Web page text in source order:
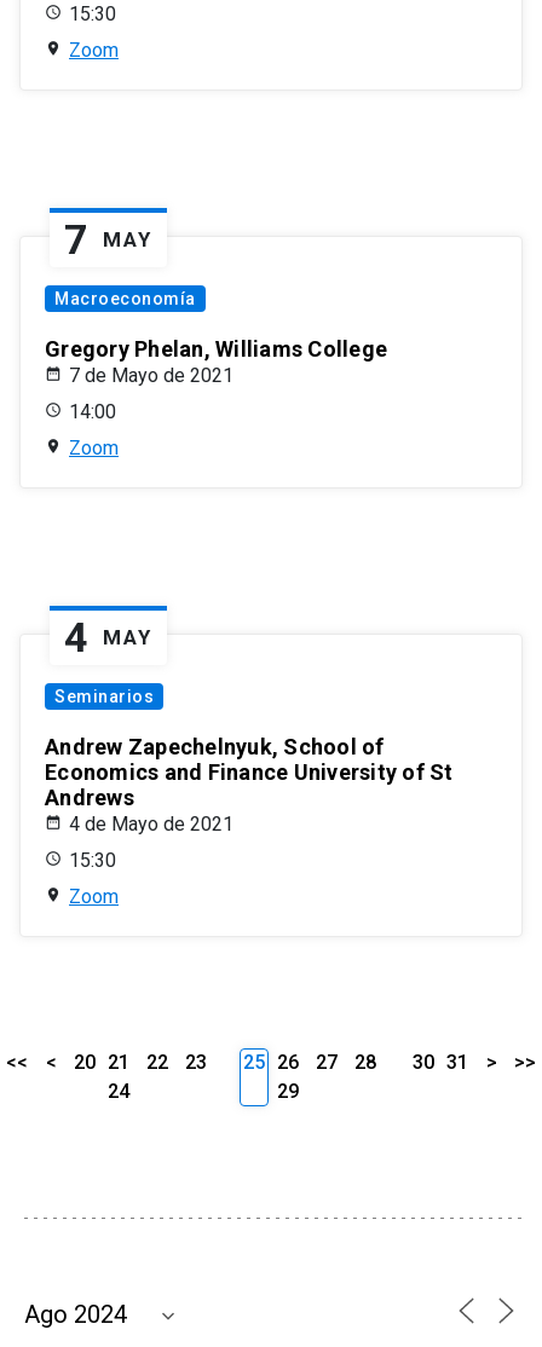
15:30
Zoom
7 MAY
Macroeconomía
Gregory Phelan, Williams College
7 de Mayo de 2021
14:00
Zoom
4 MAY
Seminarios
Andrew Zapechelnyuk, School of
Economics and Finance University of St
Andrews
4 de Mayo de 2021
15:30
Zoom
<< < 20 21 22
23
24
25 26 27
28
29
30 31 > >>